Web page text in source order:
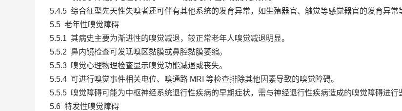
5.4.5 综合征型先天性失嗅者还可伴有其他系统的发育异常，如生殖器官、触觉等感觉器官的发育异常
5.5 老年性嗅觉障碍
5.5.1 其病史主要为渐进性的嗅觉减退，较正常老年人嗅觉减退明显。
5.5.2 鼻内镜检查可发现嗅区黏膜或鼻腔黏膜萎缩。
5.5.3 嗅觉心理物理检查显示嗅觉功能减退或丧失。
5.5.4 可进行嗅觉事件相关电位、嗅通路 MRI 等检查排除其他因素导致的嗅觉障碍。
5.5.5 嗅觉障碍可能为中枢神经系统退行性疾病的早期症状，需与神经退行性疾病造成的嗅觉障碍进行
5.6 特发性嗅觉障碍